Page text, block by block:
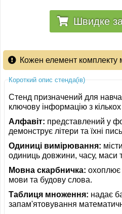
Швидке
Кожен елемент
Короткий опис стенда(ів)
Стенд призначений для
ключову інформацію з
Алфавіт: представлений у
демонструє літери та їхні
Одиниці вимірювання:
одиниць довжини, часу, маси
Мовна скарбничка: охоплює
мови та будову слова.
Таблиця множення: надає
запам'ятовування